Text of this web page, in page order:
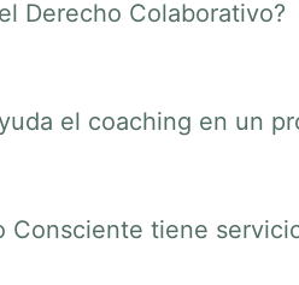
Derecho Colaborativo?
el coaching en un
Consciente tiene